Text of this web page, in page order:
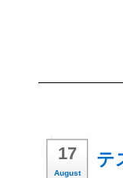
テ
17
August